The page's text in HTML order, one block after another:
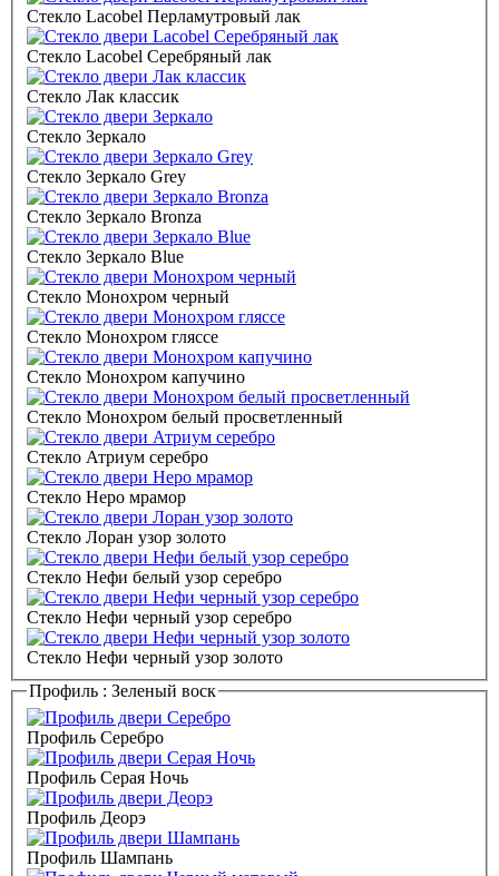
Стекло Lacobel Перламутровый лак
Стекло Lacobel Серебряный лак
Стекло Лак классик
Стекло Зеркало
Стекло Зеркало Grey
Стекло Зеркало Bronza
Стекло Зеркало Blue
Стекло Монохром черный
Стекло Монохром гляссе
Стекло Монохром капучино
Стекло Монохром белый просветленный
Стекло Атриум серебро
Стекло Неро мрамор
Стекло Лоран узор золото
Стекло Нефи белый узор серебро
Стекло Нефи черный узор серебро
Стекло Нефи черный узор золото
Профиль : Зеленый воск
Профиль Серебро
Профиль Серая Ночь
Профиль Деорэ
Профиль Шампань